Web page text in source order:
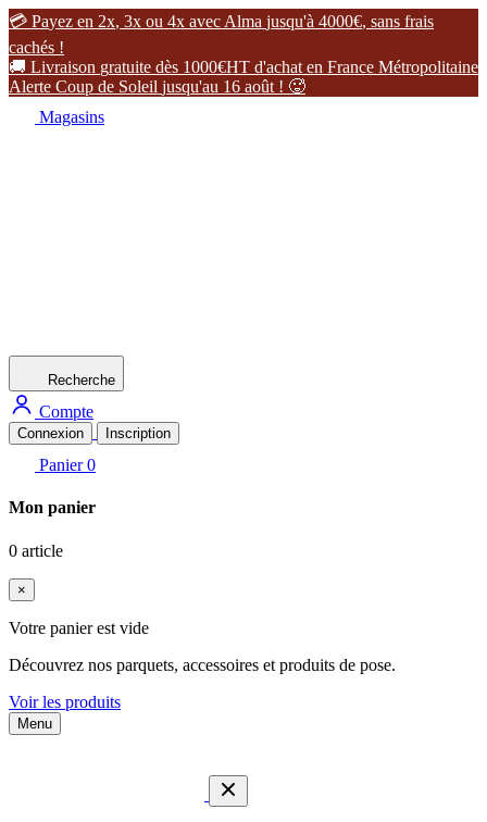
 Payez en 2x, 3x ou 4x avec Alma jusqu'à 4000€, sans frais
cachés !
 Livraison gratuite dès 1000€HT d'achat en France Métropolitaine
Alerte Coup de Soleil jusqu'au 16 août ! 
Magasins
Recherche
Compte
Connexion Inscription
Panier 0
Mon panier
0 article
×
Votre panier est vide
Découvrez nos parquets, accessoires et produits de pose.
Voir les produits
Menu